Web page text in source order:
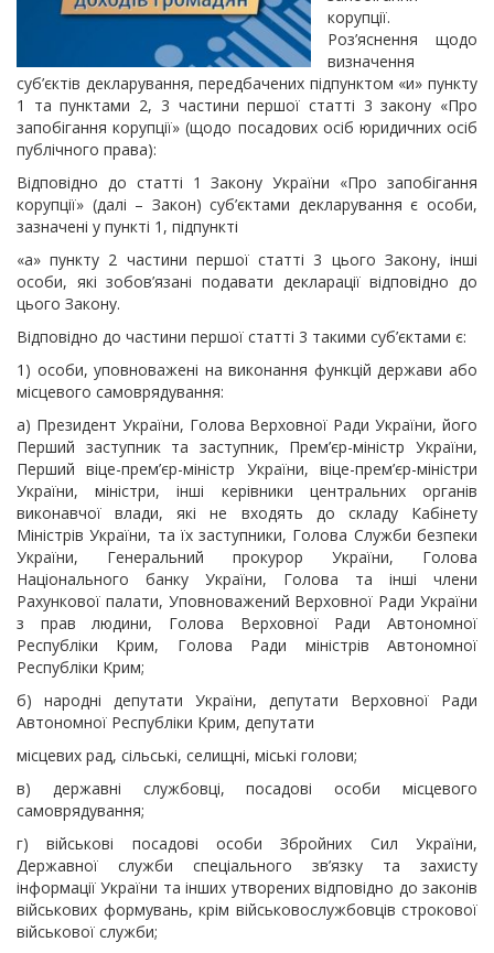
корупції.
Роз’яснення щодо
визначення
суб’єктів декларування, передбачених підпунктом «и» пункту
1 та пунктами 2, 3 частини першої статті 3 закону «Про
запобігання корупції» (щодо посадових осіб юридичних осіб
публічного права):
Відповідно до статті 1 Закону України «Про запобігання
корупції» (далі – Закон) суб’єктами декларування є особи,
зазначені у пункті 1, підпункті
«а» пункту 2 частини першої статті 3 цього Закону​, інші
особи, які зобов’язані подавати декларації відповідно до
цього Закону.
Відповідно до частини першої статті 3 такими суб’єктами є:
1) особи, уповноважені на виконання функцій держави або
місцевого самоврядування:
а) Президент України, Голова Верховної Ради України, його
Перший заступник та заступник, Прем’єр-міністр України,
Перший віце-прем’єр-міністр України, віце-прем’єр-міністри
України, міністри, інші керівники центральних органів
виконавчої влади, які не входять до складу Кабінету
Міністрів України, та їх заступники, Голова Служби безпеки
України, Генеральний прокурор України, Голова
Національного банку України, Голова та інші члени
Рахункової палати, Уповноважений Верховної Ради України
з прав людини, Голова Верховної Ради Автономної
Республіки Крим, Голова Ради міністрів Автономної
Республіки Крим;
б) народні депутати України, депутати Верховної Ради
Автономної Республіки Крим, депутати
місцевих рад, сільські, селищні, міські голови;
в) державні службовці, посадові особи місцевого
самоврядування;
г) військові посадові особи Збройних Сил України,
Державної служби спеціального зв’язку та захисту
інформації України та інших утворених відповідно до законів
військових формувань, крім військовослужбовців строкової
військової служби;